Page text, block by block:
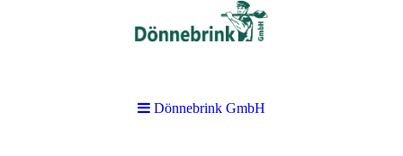
Dönnebrink GmbH